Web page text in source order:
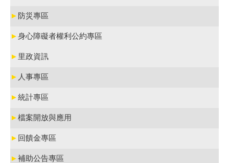
► 防災專區
►身心障礙者權利公約專區
► 里政資訊
► 人事專區
►統計專區
►檔案開放與應用
► 回饋金專區
►補助公告專區